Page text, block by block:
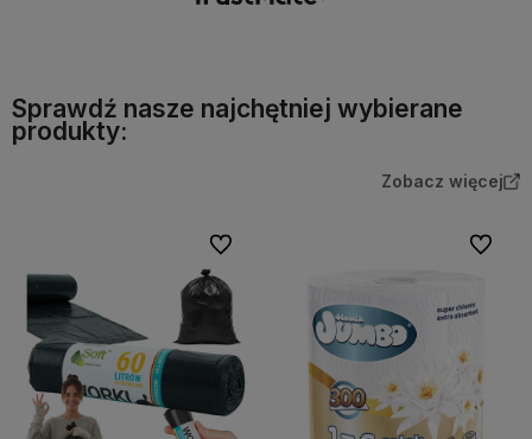
Sprawdź nasze najchętniej wybierane
produkty:
Zobacz więcej
Do ulubionych Do